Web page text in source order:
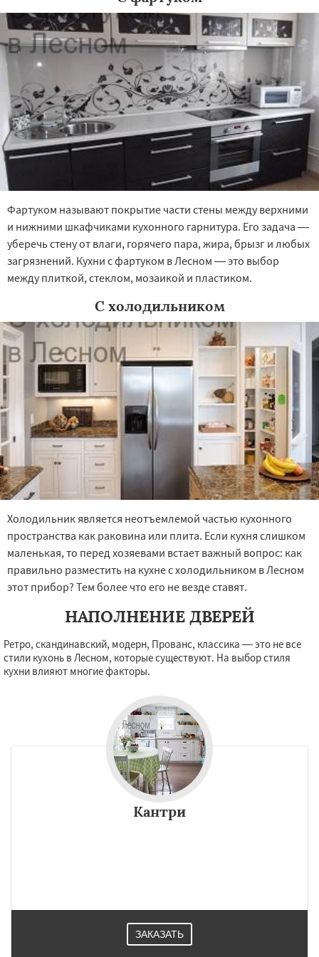
Фартуком называют покрытие части стены между верхними
и нижними шкафчиками кухонного гарнитура. Его задача —
уберечь стену от влаги, горячего пара, жира, брызг и любых
загрязнений. Кухни с фартуком в Лесном — это выбор
между плиткой, стеклом, мозаикой и пластиком.
С холодильником
Холодильник является неотъемлемой частью кухонного
пространства как раковина или плита. Если кухня слишком
маленькая, то перед хозяевами встает важный вопрос: как
правильно разместить на кухне с холодильником в Лесном
этот прибор? Тем более что его не везде ставят.
НАПОЛНЕНИЕ ДВЕРЕЙ
Ретро, скандинавский, модерн, Прованс, классика — это не все
стили кухонь в Лесном, которые существуют. На выбор стиля
кухни влияют многие факторы.
Кантри
ЗАКАЗАТЬ